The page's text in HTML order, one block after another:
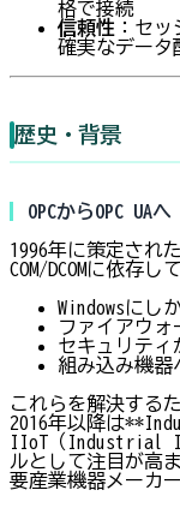
格で接続
信頼性 ：セ
確実なデータ
歴史・背景
OPCからOPC UAへ
1996年に策定され
COM/DCOMに依存
Windowsにし
ファイアウォ
セキュリティ
組み込み機器
これらを解決する
2016年以降は
IIoT（Industrial
ルとして注目が高
要産業機器メーカ